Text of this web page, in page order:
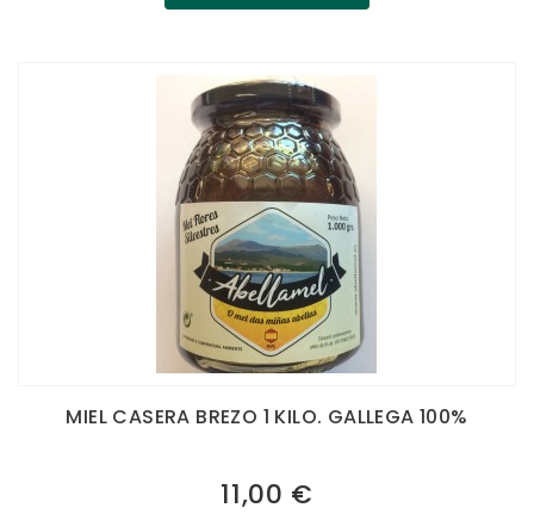
MIEL CASERA BREZO 1 KILO. GALLEGA 100%
11,00 €